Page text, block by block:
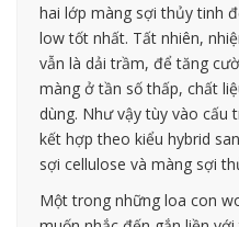
hai lớp màng sợi thủy tinh
low tốt nhất. Tất nhiên,
vẫn là dải trầm, để tăng
màng ở tần số thấp, chất
dùng. Như vậy tùy vào cấu
kết hợp theo kiểu hybrid
sợi cellulose và màng sợi
Một trong những loa con